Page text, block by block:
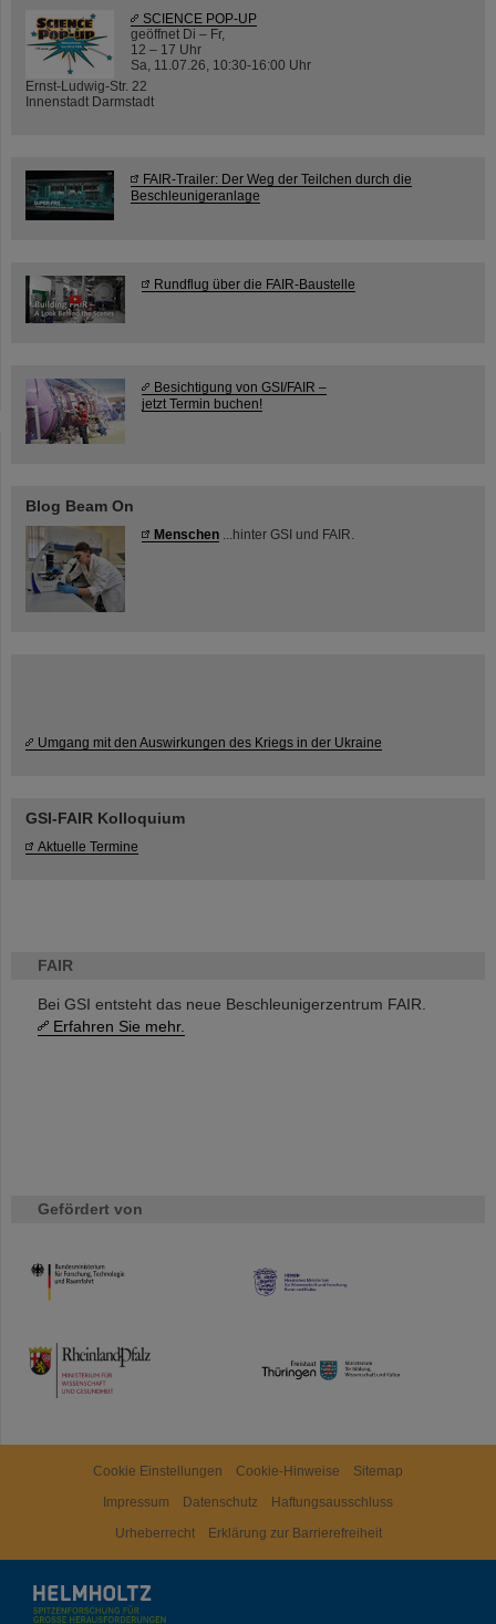
FAIR
Bei GSI entsteht das neue Beschleunigerzentrum FAIR.
Erfahren Sie mehr.
Gefördert von
HMWK
TMWWDG
SCIENCE POP-UP
geöffnet Di – Fr,
12 – 17 Uhr
Sa, 11.07.26, 10:30-16:00 Uhr
Ernst-Ludwig-Str. 22
Innenstadt Darmstadt
FAIR-Trailer: Der Weg der Teilchen durch die
Beschleunigeranlage
Rundflug über die FAIR-Baustelle
Besichtigung von GSI/FAIR –
jetzt Termin buchen!
Blog Beam On
Menschen ...hinter GSI und FAIR.
Umgang mit den Auswirkungen des Kriegs in der Ukraine
GSI-FAIR Kolloquium
Aktuelle Termine
Cookie Einstellungen Cookie-Hinweise
Sitemap
Impressum
Datenschutz
Haftungsausschluss
Urheberrecht
Erklärung zur Barrierefreiheit